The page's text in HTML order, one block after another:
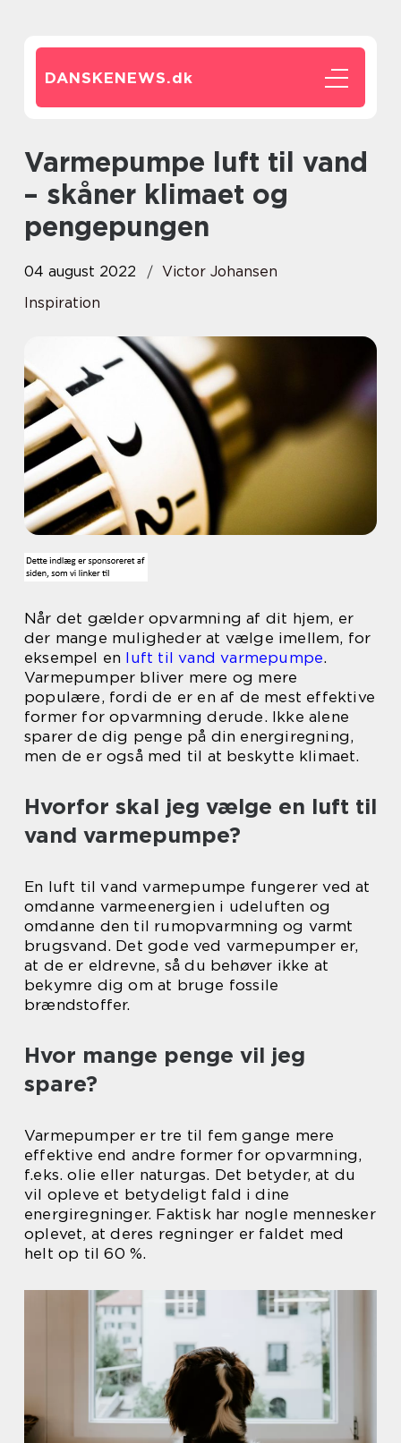
DANSKENEWS.dk
Varmepumpe luft til vand
– skåner klimaet og
pengepungen
04 august 2022
Victor Johansen
Inspiration
Når det gælder opvarmning af dit hjem, er
der mange muligheder at vælge imellem, for
eksempel en luft til vand varmepumpe.
Varmepumper bliver mere og mere
populære, fordi de er en af de mest effektive
former for opvarmning derude. Ikke alene
sparer de dig penge på din energiregning,
men de er også med til at beskytte klimaet.
Hvorfor skal jeg vælge en luft til
vand varmepumpe?
En luft til vand varmepumpe fungerer ved at
omdanne varmeenergien i udeluften og
omdanne den til rumopvarmning og varmt
brugsvand. Det gode ved varmepumper er,
at de er eldrevne, så du behøver ikke at
bekymre dig om at bruge fossile
brændstoffer.
Hvor mange penge vil jeg
spare?
Varmepumper er tre til fem gange mere
effektive end andre former for opvarmning,
f.eks. olie eller naturgas. Det betyder, at du
vil opleve et betydeligt fald i dine
energiregninger. Faktisk har nogle mennesker
oplevet, at deres regninger er faldet med
helt op til 60 %.